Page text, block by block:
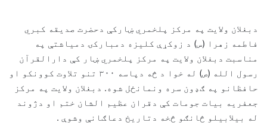
دبغلان ولايت په مرکز پلخمري ښارکې دحضرت صديقه کبري
فاطمه زهرا (س) د زوکړې کليزه دمبارکۍ دمياشتې په
مناسبت دبغلان ولايت په مرکز پلخمري ښار کې دارالقرآن
رسول الله (ص) له خوا د څه دپاسه ٣٠٠ تنو تلاوت کوونکو او
حافظانو په ګډون سره ونمانځل شوه. دبغلان ولايت په مرکز
جعفريه بيات جومات کې دقران عظيم الشان ختم او دژوند
له بيلابيلو څانګو څخه دتاريخ دعاګانې وشوې .